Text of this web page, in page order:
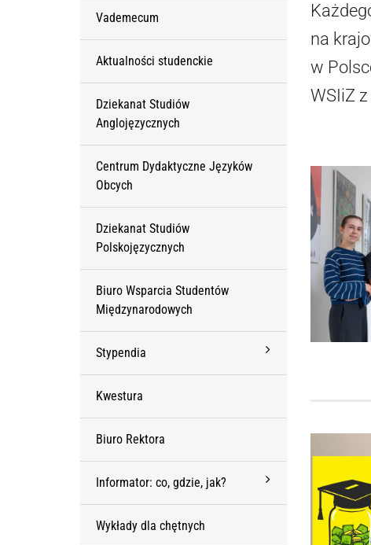
Vademecum
Aktualności studenckie
Dziekanat Studiów
Anglojęzycznych
Centrum Dydaktyczne Języków
Obcych
Dziekanat Studiów
Polskojęzycznych
Biuro Wsparcia Studentów
Międzynarodowych
Stypendia
Kwestura
Biuro Rektora
Informator: co, gdzie, jak?
Wykłady dla chętnych
na
w
WSIiZ